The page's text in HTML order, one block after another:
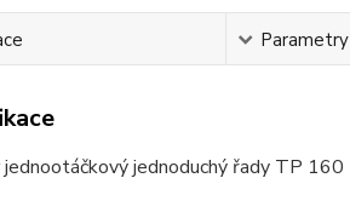
Parametry
jednoduchý řady TP 160